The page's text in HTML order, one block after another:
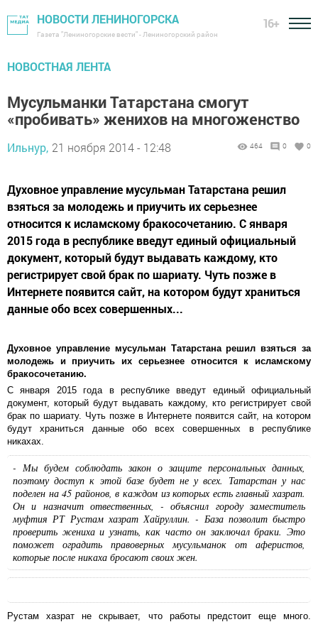
НОВОСТИ ЛЕНИНОГОРСКА
Газета "Лениногорские вести" - Лениногорский район
16+
НОВОСТНАЯ ЛЕНТА
Мусульманки Татарстана смогут
«пробивать» женихов на многоженство
Ильнур, 21 ноября 2014 - 12:48 464 0 0
Духовное управление мусульман Татарстана решил
взяться за молодежь и приучить их серьезнее
относится к исламскому бракосочетанию. С января
2015 года в республике введут единый официальный
документ, который будут выдавать каждому, кто
регистрирует свой брак по шариату. Чуть позже в
Интернете появится сайт, на котором будут храниться
данные обо всех совершенных...
Духовное управление мусульман Татарстана решил взяться за
молодежь и приучить их серьезнее относится к исламскому
бракосочетанию.
С января 2015 года в республике введут единый официальный
документ, который будут выдавать каждому, кто регистрирует свой
брак по шариату. Чуть позже в Интернете появится сайт, на котором
будут храниться данные обо всех совершенных в республике
никахах.
- Мы будем соблюдать закон о защите персональных данных,
поэтому доступ к этой базе будет не у всех. Татарстан у нас
поделен на 45 районов, в каждом из которых есть главный хазрат.
Он и назначит отвественных, - объяснил городу заместитель
муфтия РТ Рустам хазрат Хайруллин. - База позволит быстро
проверить жениха и узнать, как часто он заключал браки. Это
поможет оградить правоверных мусульманок от аферистов,
которые после никаха бросают своих жен.
Рустам хазрат не скрывает, что работы предстоит еще много.